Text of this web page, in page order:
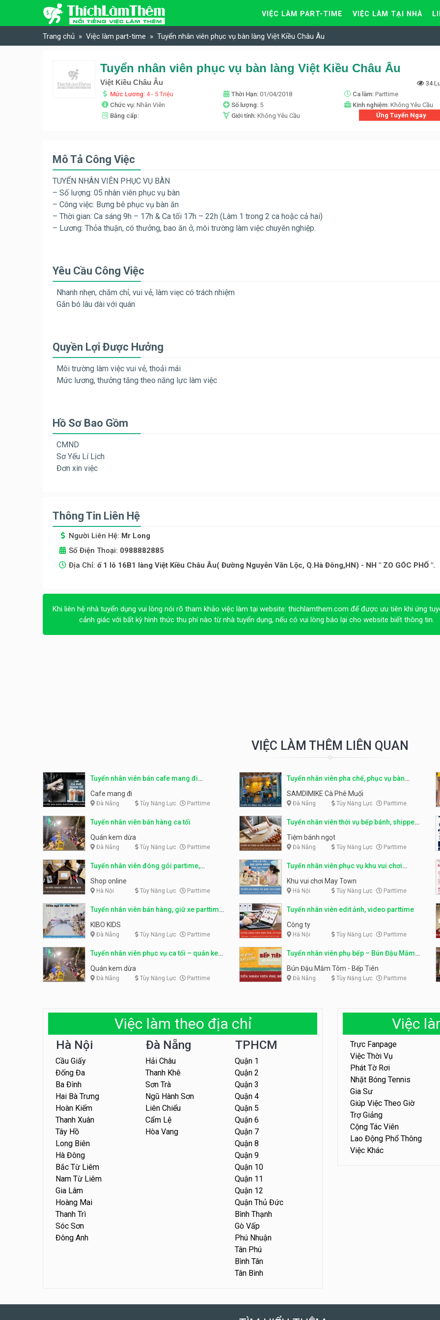
Skip to content
VIỆC LÀM PART-TIME VIỆC LÀM TẠI NHÀ
Trang chủ Việc làm part-time Tuyển nhân viên phục vụ bàn làng Việt Kiều Châu Âu
Tuyển nhân viên phục vụ bàn làng Việt Kiều Châu Âu
Việt Kiều Châu Âu
34
Mức Lương: 4 - 5 Triệu Thời Hạn: 01/04/2018 Ca làm: Parttime
Chức vụ: Nhân Viên Số lượng: 5 Kinh nghiệm: Không Yêu Cầu
Bằng cấp:
Giới tính: Không Yêu Cầu Ứng Tuyển Ngay
Mô Tả Công Việc
TUYỂN NHÂN VIÊN PHỤC VỤ BÀN
– Số lượng: 05 nhân viên phục vụ bàn
– Công việc: Bưng bê phục vụ bàn ăn
– Thời gian: Ca sáng 9h – 17h & Ca tối 17h – 22h (Làm 1 trong 2 ca hoặc cả hai)
– Lương: Thỏa thuận, có thưởng, bao ăn ở, môi trường làm việc chuyên nghiệp.
Yêu Cầu Công Việc
Nhanh nhẹn, chăm chỉ, vui vẻ, làm viẹc có trách nhiệm
Gắn bó lâu dài với quán
Quyền Lợi Được Hưởng
Môi trường làm việc vui vẻ, thoải mái
Mức lương, thưởng tăng theo năng lực làm việc
Hồ Sơ Bao Gồm
CMND
Sơ Yếu Lí Lịch
Đơn xin việc
Thông Tin Liên Hệ
Người Liên Hệ: Mr Long
Số Điện Thoại: 0988882885
Địa Chỉ: ố 1 lô 16B1 làng Việt Kiều Châu Âu( Đường Nguyễn Văn Lộc, Q.Hà Đông,HN) - NH " ZO GÓC PHỐ ".
Khi liên hệ nhà tuyển dụng vui lòng nói rõ tham khảo việc làm tại website: thichlamthem.com để được ưu tiên khi ứng
cảnh giác với bất kỳ hình thức thu phí nào từ nhà tuyển dụng, nếu có vui lòng báo lại cho website biết thông tin.
VIỆC LÀM THÊM LIÊN QUAN
Tuyển nhân viên bán cafe mang đi
parttime, fulltime
Cafe mang đi
Đà Nẵng Tùy Năng Lực Parttime
Tuyển nhân viên pha chế, phục vụ bàn
parttime
SAMDIMIKE Cà Phê Muối
Đà Nẵng Tùy Năng Lực Parttime
Tuyển nhân viên bán hàng ca tối
Quán kem dừa
Đà Nẵng Tùy Năng Lực Parttime
Tuyển nhân viên thời vụ bếp bánh, shipper
parttime
Tiệm bánh ngọt
Đà Nẵng Tùy Năng Lực Parttime
Tuyển nhân viên đóng gói partime,
fulltime
Shop online
Hà Nội Tùy Năng Lực Parttime
Tuyển nhân viên phục vụ khu vui chơi
parttime linh động
Khu vui chơi May Town
Hà Nội Tùy Năng Lực Parttime
Tuyển nhân viên bán hàng, giữ xe parttime
– Kibo Kid
KIBO KIDS
Đà Nẵng Tùy Năng Lực Parttime
Tuyển nhân viên edit ảnh, video parttime
Công ty
Hà Nội Tùy Năng Lực Parttime
Tuyển nhân viên phục vụ ca tối – quán kem
dừa
Quán kem dừa
Đà Nẵng Tùy Năng Lực Parttime
Tuyển nhân viên phụ bếp – Bún Đậu Mắm
Tôm – Bếp Tiên
Bún Đậu Mắm Tôm - Bếp Tiên
Đà Nẵng Tùy Năng Lực Parttime
Việc làm theo địa chỉ
Hà Nội
Cầu Giấy
Đống Đa
Ba Đình
Hai Bà Trưng
Hoàn Kiếm
Thanh Xuân
Tây Hồ
Long Biên
Hà Đông
Bắc Từ Liêm
Nam Từ Liêm
Gia Lâm
Hoàng Mai
Thanh Trì
Sóc Sơn
Đông Anh
Đà Nẵng
Hải Châu
Thanh Khê
Sơn Trà
Ngũ Hành Sơn
Liên Chiểu
Cẩm Lệ
Hòa Vang
TPHCM
Quận 1
Quận 2
Quận 3
Quận 4
Quận 5
Quận 6
Quận 7
Quận 8
Quận 9
Quận 10
Quận 11
Quận 12
Quận Thủ Đức
Bình Thạnh
Gò Vấp
Phú Nhuận
Tân Phú
Bình Tân
Tân Bình
Việc
Trực Fanpage
Việc Thời Vụ
Phát Tờ Rơi
Nhặt Bóng Tennis
Gia Sư
Giúp Việc Theo Giờ
Trợ Giảng
Cộng Tác Viên
Lao Động Phổ Thông
Việc Khác